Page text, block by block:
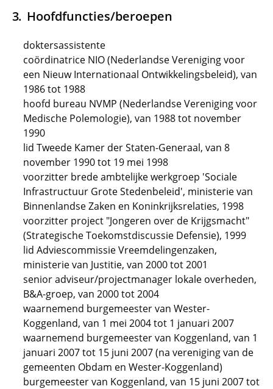
Hoofdfuncties/beroepen
doktersassistente
coördinatrice NIO (Nederlandse Vereniging voor
een Nieuw Internationaal Ontwikkelingsbeleid), van
1986 tot 1988
hoofd bureau NVMP (Nederlandse Vereniging voor
Medische Polemologie), van 1988 tot november
1990
lid Tweede Kamer der Staten-Generaal, van 8
november 1990 tot 19 mei 1998
voorzitter brede ambtelijke werkgroep 'Sociale
Infrastructuur Grote Stedenbeleid', ministerie van
Binnenlandse Zaken en Koninkrijksrelaties, 1998
voorzitter project "Jongeren over de Krijgsmacht"
(Strategische Toekomstdiscussie Defensie), 1999
lid Adviescommissie Vreemdelingenzaken,
ministerie van Justitie, van 2000 tot 2001
senior adviseur/projectmanager lokale overheden,
B&A-groep, van 2000 tot 2004
waarnemend burgemeester van Wester-
Koggenland, van 1 mei 2004 tot 1 januari 2007
waarnemend burgemeester van Koggenland, van 1
januari 2007 tot 15 juni 2007 (na vereniging van de
gemeenten Obdam en Wester-Koggenland)
burgemeester van Koggenland, van 15 juni 2007 tot